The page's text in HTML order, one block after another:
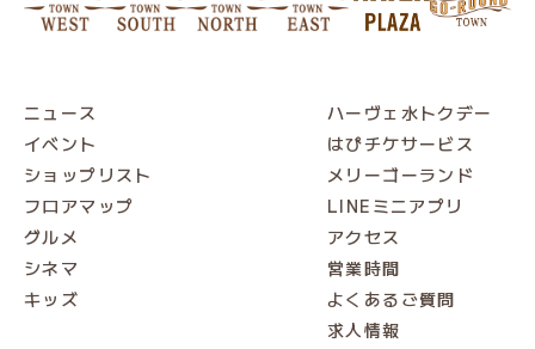
ニュース
イベント
ショップリスト
フロアマップ
グルメ
シネマ
キッズ
ハーヴェ水トクデー
はぴチケサービス
メリーゴーランド
LINEミニアプリ
アクセス
営業時間
よくあるご質問
求人情報